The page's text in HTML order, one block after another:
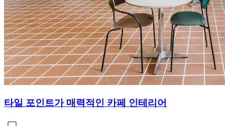
타일 포인트가 매력적인 카페 인테리어